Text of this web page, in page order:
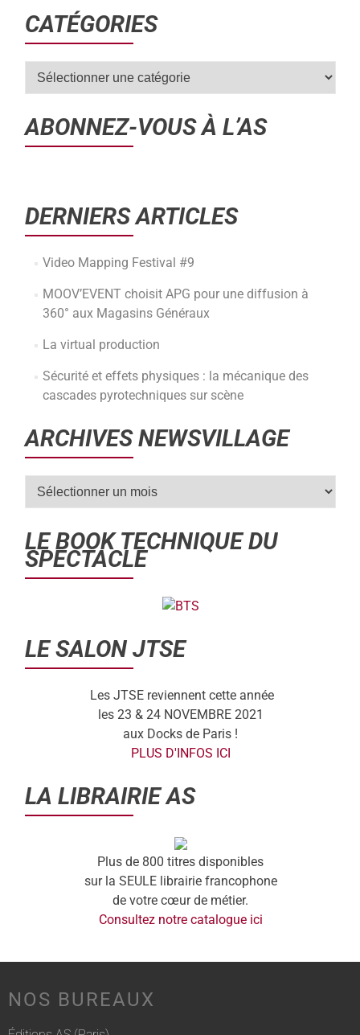
CATÉGORIES
ABONNEZ-VOUS À L’AS
DERNIERS ARTICLES
Video Mapping Festival #9
MOOV’EVENT choisit APG pour une diffusion à
360° aux Magasins Généraux
La virtual production
Sécurité et effets physiques : la mécanique des
cascades pyrotechniques sur scène
ARCHIVES NEWSVILLAGE
LE BOOK TECHNIQUE DU
SPECTACLE
LE SALON JTSE
Les JTSE reviennent cette année
les 23 & 24 NOVEMBRE 2021
aux Docks de Paris !
PLUS D'INFOS ICI
LA LIBRAIRIE AS
Plus de 800 titres disponibles
sur la SEULE librairie francophone
de votre cœur de métier.
Consultez notre catalogue ici
NOS BUREAUX